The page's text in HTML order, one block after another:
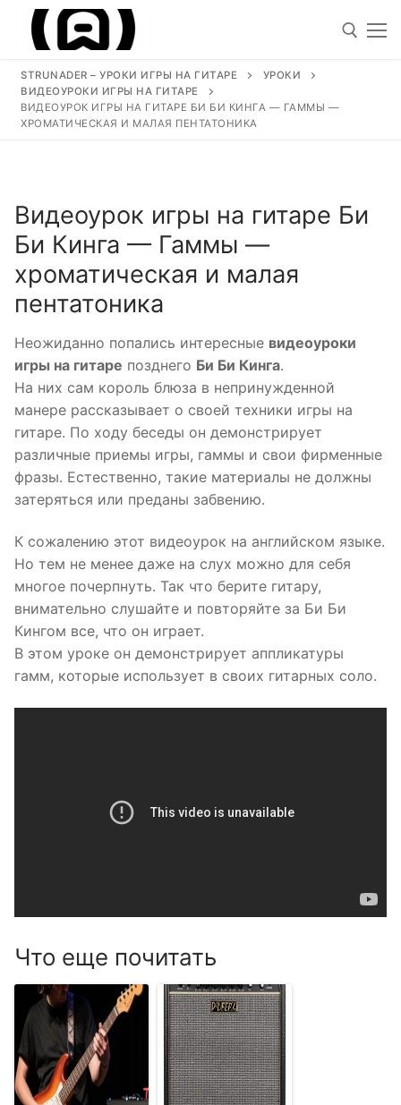
Перейти
содержимому
Уроки
Песни под гитару
Ноты для гитары
Виртуозы гитаристы
STRUNADER – УРОКИ ИГРЫ НА ГИТАРЕ
УРОКИ
ВИДЕОУРОКИ ИГРЫ НА ГИТАРЕ
ВИДЕОУРОК ИГРЫ НА ГИТАРЕ БИ БИ КИНГА — ГАММЫ —
ХРОМАТИЧЕСКАЯ И МАЛАЯ ПЕНТАТОНИКА
Видеоурок игры на гитаре Би
Би Кинга — Гаммы —
хроматическая и малая
пентатоника
Неожиданно попались интересные видеоуроки
игры на гитаре позднего Би Би Кинга.
На них сам король блюза в непринужденной
манере рассказывает о своей техники игры на
гитаре. По ходу беседы он демонстрирует
различные приемы игры, гаммы и свои фирменные
фразы. Естественно, такие материалы не должны
затеряться или преданы забвению.
К сожалению этот видеоурок на английском языке.
Но тем не менее даже на слух можно для себя
многое почерпнуть. Так что берите гитару,
внимательно слушайте и повторяйте за Би Би
Кингом все, что он играет.
В этом уроке он демонстрирует аппликатуры
гамм, которые использует в своих гитарных соло.
Что еще почитать